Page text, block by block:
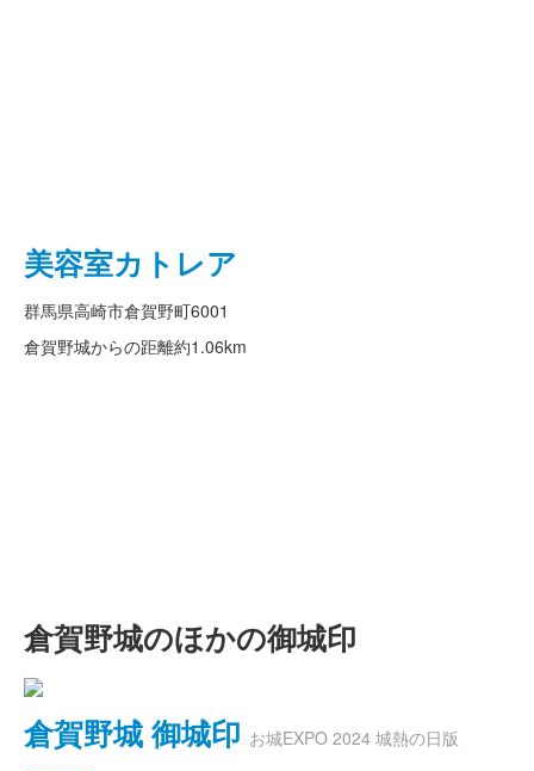
美容室カトレア
群馬県高崎市倉賀野町6001
倉賀野城からの距離約1.06km
倉賀野城のほかの御城印
倉賀野城 御城印 お城EXPO 2024 城熱の日版